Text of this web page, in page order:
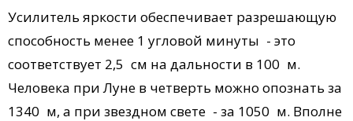
Усилитель яркости обеспечивает разрешающую
способность менее 1 угловой минуты - это
соответствует 2,5 см на дальности в 100 м.
Человека при Луне в четверть можно опознать за
1340 м, а при звездном свете - за 1050 м. Вполне